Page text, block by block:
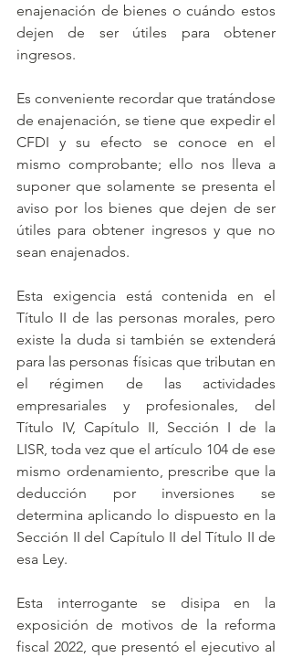
enajenación de bienes o cuándo estos
dejen de ser útiles para obtener
ingresos.
Es conveniente recordar que tratándose
de enajenación, se tiene que expedir el
CFDI y su efecto se conoce en el
mismo comprobante; ello nos lleva a
suponer que solamente se presenta el
aviso por los bienes que dejen de ser
útiles para obtener ingresos y que no
sean enajenados.
Esta exigencia está contenida en el
Título II de las personas morales, pero
existe la duda si también se extenderá
para las personas físicas que tributan en
el régimen de las actividades
empresariales y profesionales, del
Título IV, Capítulo II, Sección I de la
LISR, toda vez que el artículo 104 de ese
mismo ordenamiento, prescribe que la
deducción por inversiones se
determina aplicando lo dispuesto en la
Sección II del Capítulo II del Título II de
esa Ley.
Esta interrogante se disipa en la
exposición de motivos de la reforma
fiscal 2022, que presentó el ejecutivo al